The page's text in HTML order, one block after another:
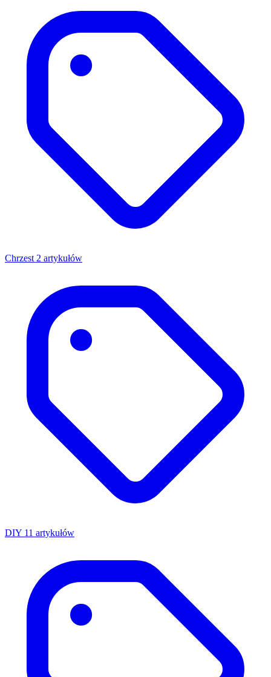
Chrzest 2 artykułów
DIY 11 artykułów